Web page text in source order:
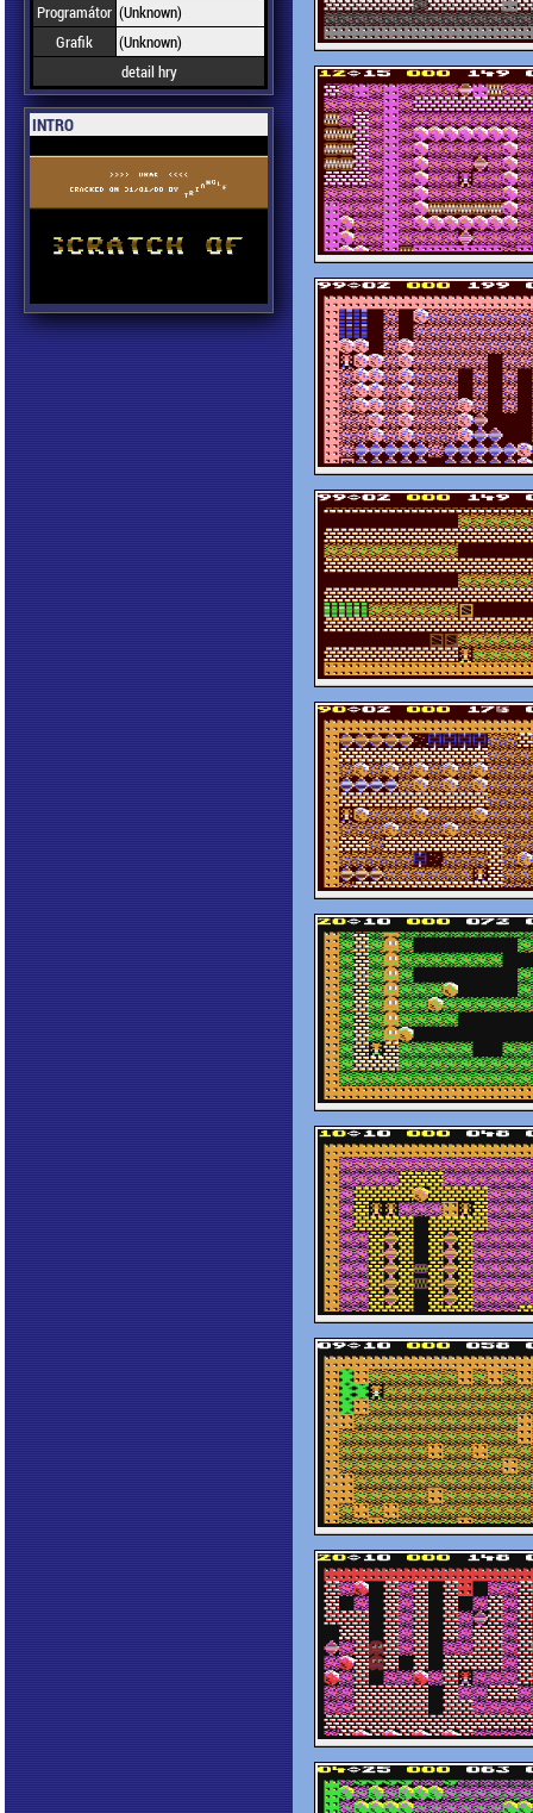
Programátor (Unknown)
Grafik
(Unknown)
detail hry
INTRO